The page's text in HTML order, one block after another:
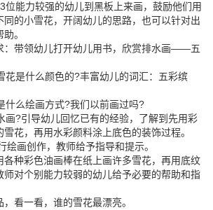
力较强的幼儿到黑板上来画，鼓励他们用
同的小雪花，开阔幼儿的思路，也可以针对出
。
带领幼儿打开幼儿用书，欣赏排水画――五
是什么颜色的?丰富幼儿的词汇：五彩缤
么绘画方式?我们以前画过吗?
?引导幼儿回忆已有的经验，了解到先用彩
花，再用水彩颜料涂上底色的装饰过程。
画创作，教师给予指导和提示。
种彩色油画棒在纸上画许多雪花，再用底纹
师对个别能力较弱的幼儿给予必要的帮助和指
一看，谁的雪花最漂亮。